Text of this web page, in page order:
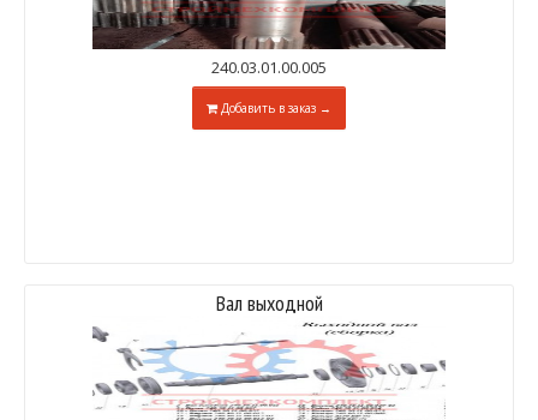
240.03.01.00.005
Добавить в заказ →
Вал выходной